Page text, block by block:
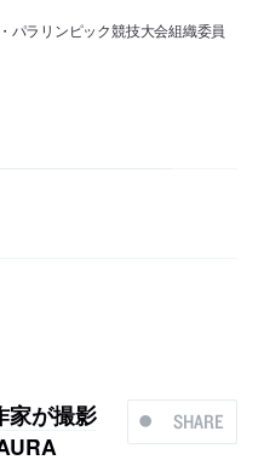
パラリンピック競技大会組織委員
SHARE
家が撮影